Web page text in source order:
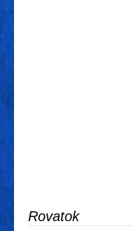
Rovatok